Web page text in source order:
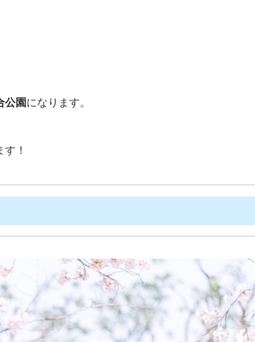
公園になります。
！